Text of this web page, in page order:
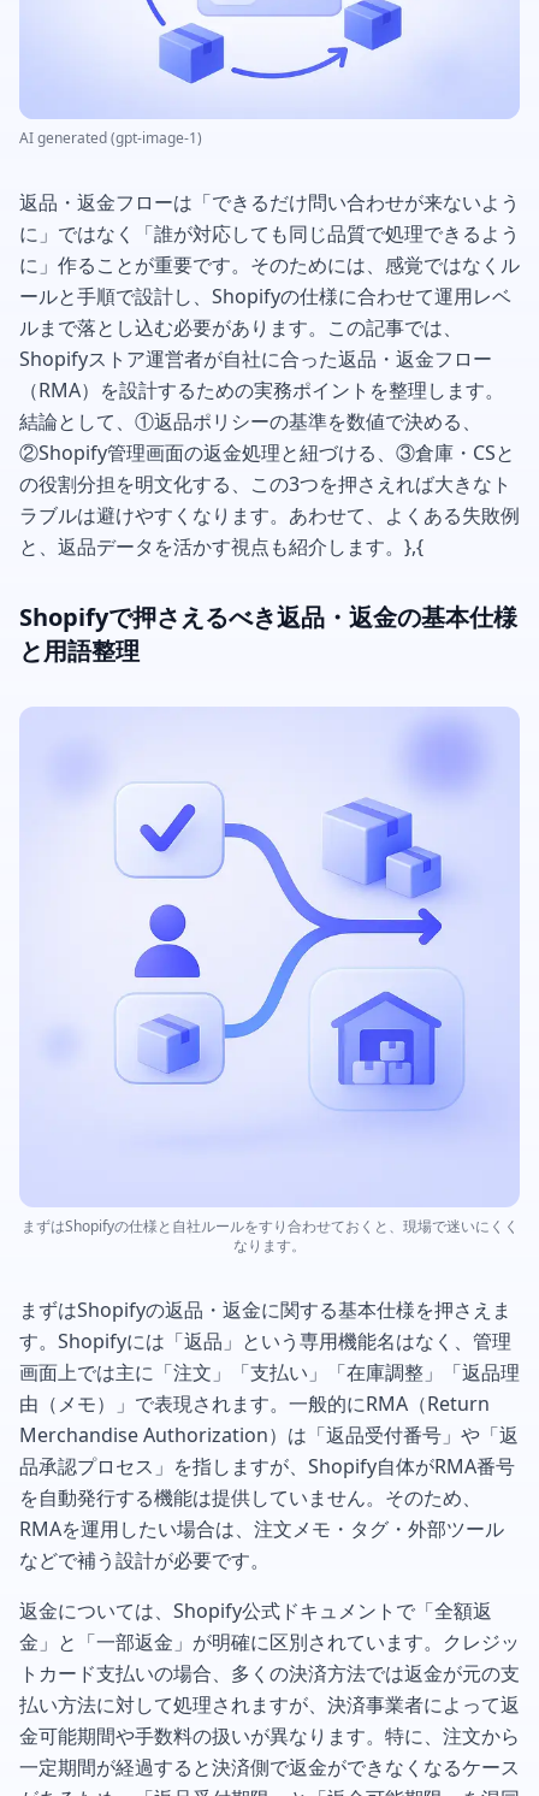
AI generated (gpt-image-1)
返品・返金フローは「できるだけ問い合わせが来ないよう
に」ではなく「誰が対応しても同じ品質で処理できるよう
に」作ることが重要です。そのためには、感覚ではなくル
ールと手順で設計し、Shopifyの仕様に合わせて運用レベ
ルまで落とし込む必要があります。この記事では、
Shopifyストア運営者が自社に合った返品・返金フロー
（RMA）を設計するための実務ポイントを整理します。
結論として、①返品ポリシーの基準を数値で決める、
②Shopify管理画面の返金処理と紐づける、③倉庫・CSと
の役割分担を明文化する、この3つを押さえれば大きなト
ラブルは避けやすくなります。あわせて、よくある失敗例
と、返品データを活かす視点も紹介します。},{
Shopifyで押さえるべき返品・返金の基本仕様
と用語整理
まずはShopifyの仕様と自社ルールをすり合わせておくと、現場で迷いにくく
なります。
まずはShopifyの返品・返金に関する基本仕様を押さえま
す。Shopifyには「返品」という専用機能名はなく、管理
画面上では主に「注文」「支払い」「在庫調整」「返品理
由（メモ）」で表現されます。一般的にRMA（Return
Merchandise Authorization）は「返品受付番号」や「返
品承認プロセス」を指しますが、Shopify自体がRMA番号
を自動発行する機能は提供していません。そのため、
RMAを運用したい場合は、注文メモ・タグ・外部ツール
などで補う設計が必要です。
返金については、Shopify公式ドキュメントで「全額返
金」と「一部返金」が明確に区別されています。クレジッ
トカード支払いの場合、多くの決済方法では返金が元の支
払い方法に対して処理されますが、決済事業者によって返
金可能期間や手数料の扱いが異なります。特に、注文から
一定期間が経過すると決済側で返金ができなくなるケース